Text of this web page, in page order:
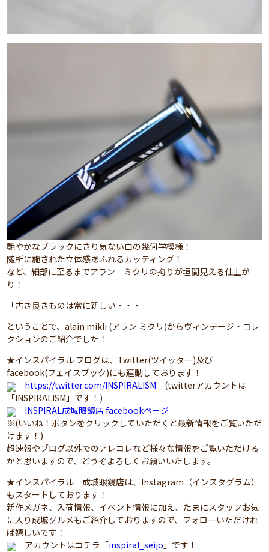
艶やかなブラックにさり気ない白の幾何学模様！
随所に施された立体感あふれるカッティング！
など、細部に至るまでアラン ミクリの拘りが垣間見える仕上が
り！
「古き良きものは常に新しい・・・」
ということで、alain mikli (アラン ミクリ)からヴィンテージ・コレ
クションのご紹介でした！
★インスパイラル ブログは、Twitter(ツイッター)及び
facebook(フェイスブック)にも連動しております！
https://twitter.com/INSPIRALISM (twitterアカウントは
「INSPIRALISM」です！)
INSPIRAL成城眼鏡店 facebookページ
※(いいね！ボタンをクリックしていただくと最新情報をご覧いただ
けます！)
超速報やブログ以外でのアレコレなど様々な情報をご覧いただける
かと思いますので、どうぞよろしくお願いいたします。
★インスパイラル 成城眼鏡店は、Instagram（インスタグラム）
もスタートしております！
新作メガネ、入荷情報、イベント情報に加え、たまにスタッフお気
に入り成城グルメもご紹介しておりますので、フォローいただけれ
ば嬉しいです！
アカウントはコチラ「inspiral_seijo 」です！